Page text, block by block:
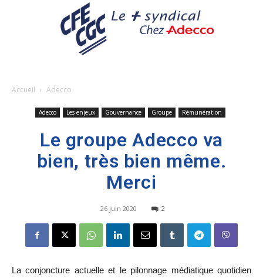
Accueil Adecco
Adecco Les enjeux Gouvernance Groupe Rémunération
Le groupe Adecco va
bien, très bien même.
Merci
26 juin 2020 2
La conjoncture actuelle et le pilonnage médiatique quotidien